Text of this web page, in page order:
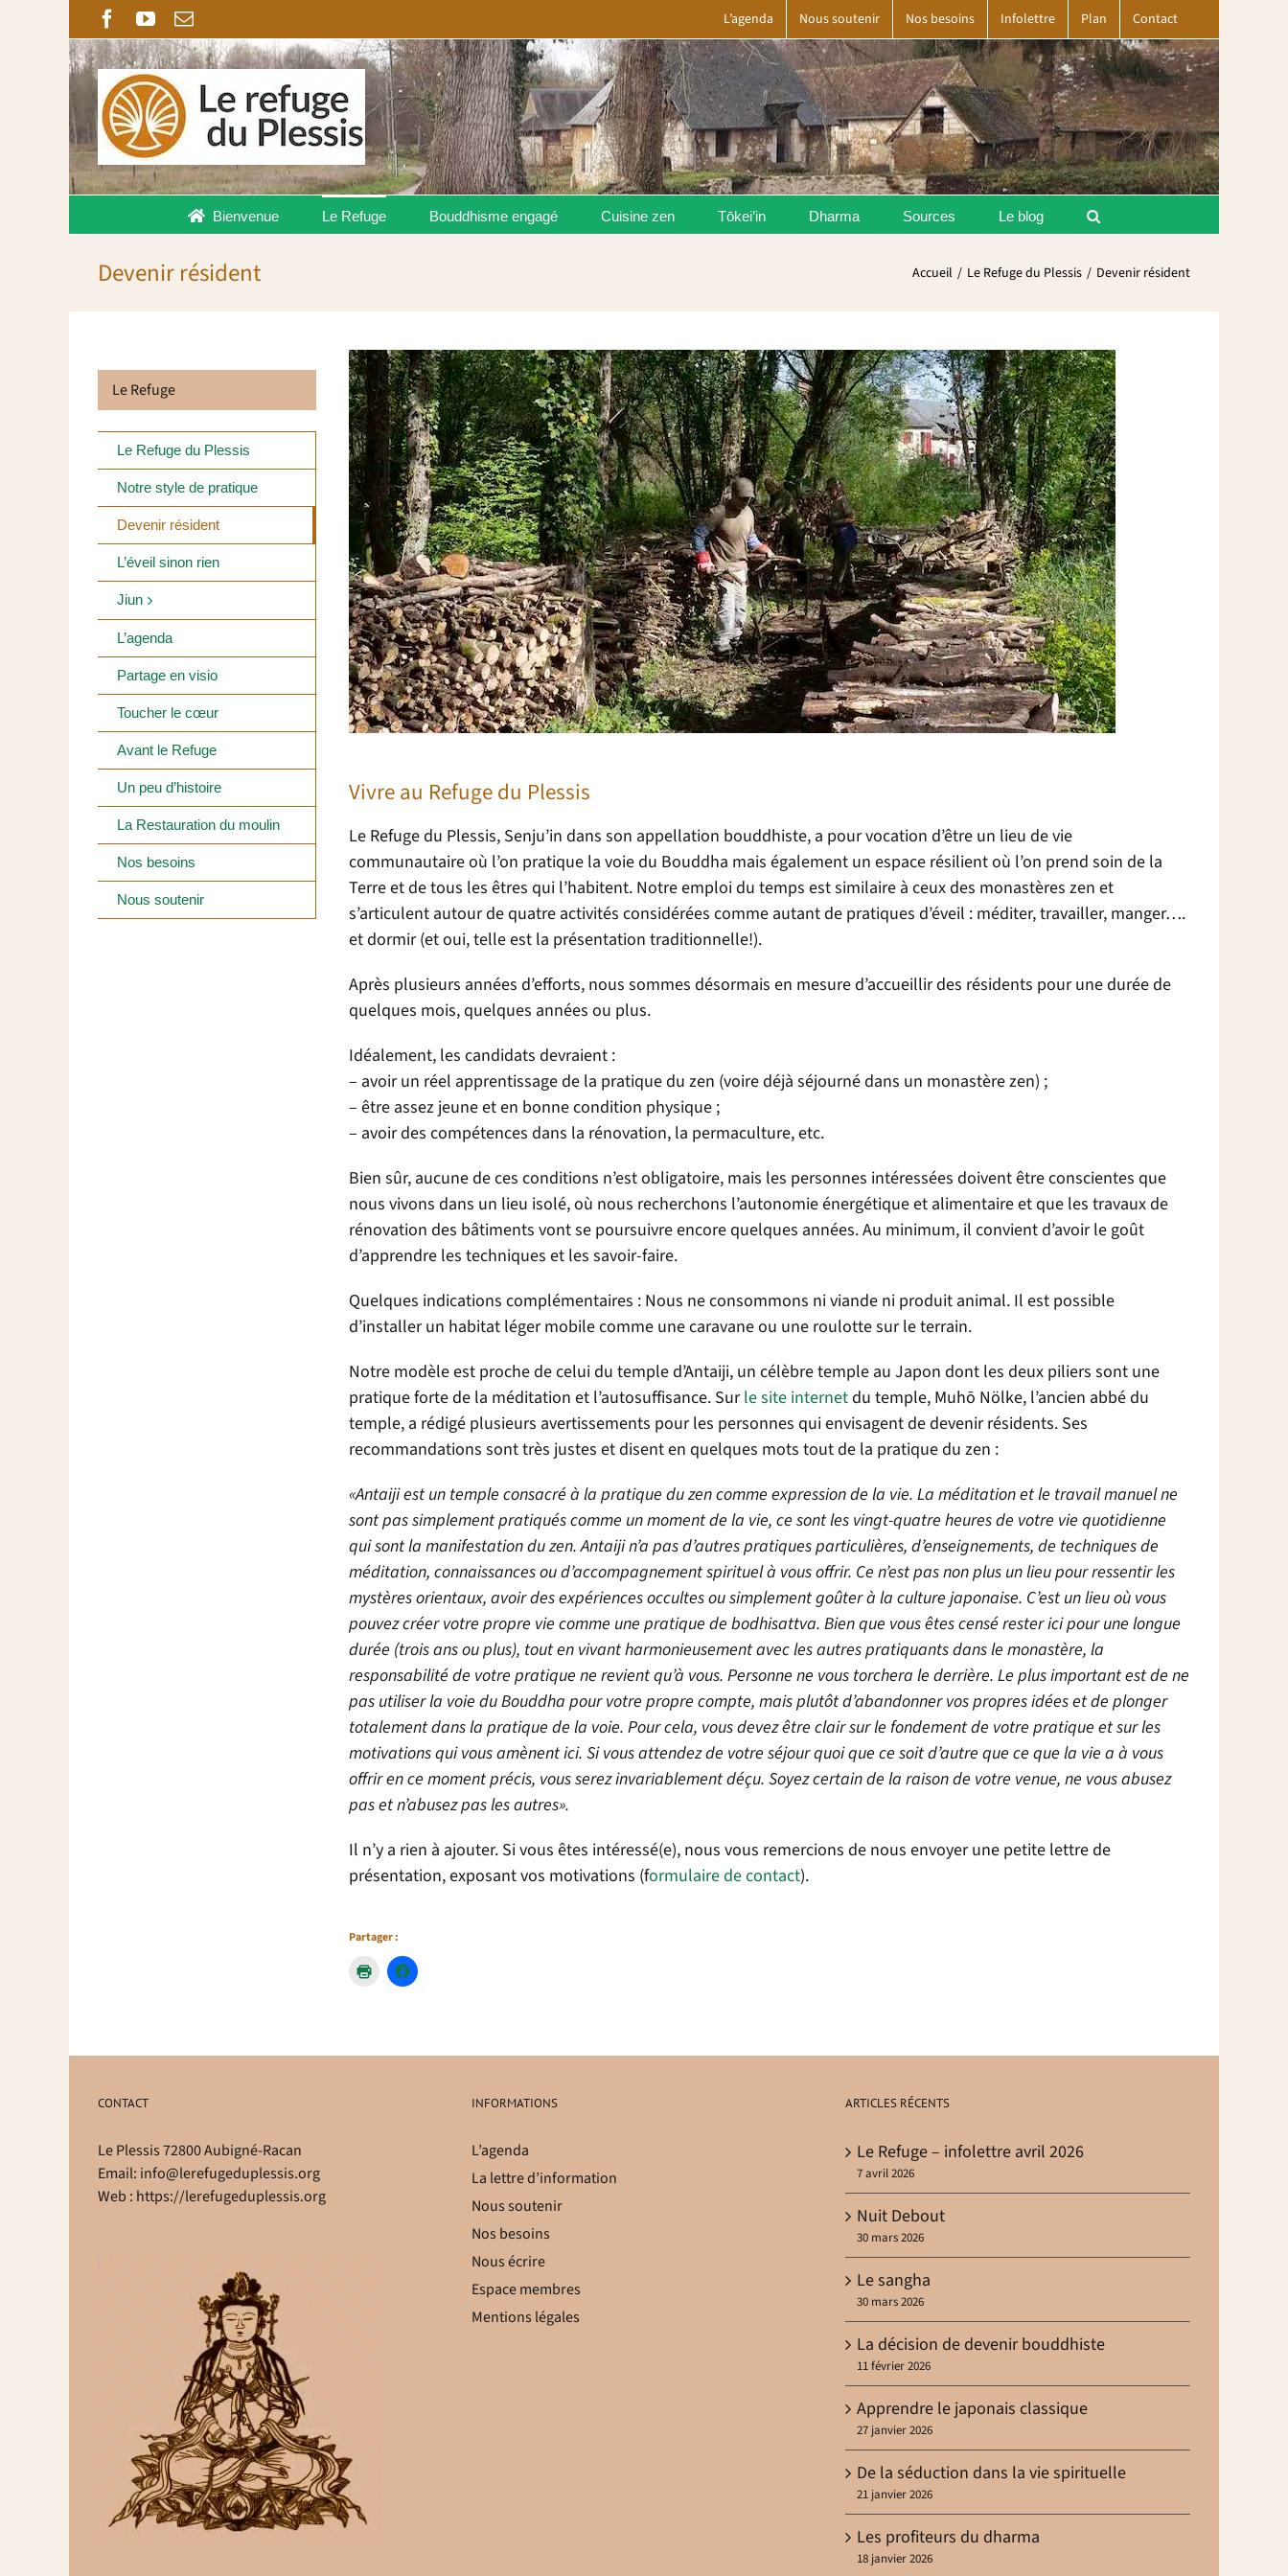
Facebook
YouTube
Email L’agenda Nous soutenir Nos besoins Infolettre Plan Contact
Bienvenue Le Refuge Bouddhisme engagé Cuisine zen Tōkei’in Dharma Sources Le blog
Devenir résident Accueil Le Refuge du Plessis Devenir résident
Vivre au Refuge du Plessis
Le Refuge du Plessis, Senju’in dans son appellation bouddhiste, a pour vocation d’être un lieu de vie
communautaire où l’on pratique la voie du Bouddha mais également un espace résilient où l’on prend soin de la
Terre et de tous les êtres qui l’habitent. Notre emploi du temps est similaire à ceux des monastères zen et
s’articulent autour de quatre activités considérées comme autant de pratiques d’éveil : méditer, travailler, manger….
et dormir (et oui, telle est la présentation traditionnelle!).
Après plusieurs années d’efforts, nous sommes désormais en mesure d’accueillir des résidents pour une durée de
quelques mois, quelques années ou plus.
Idéalement, les candidats devraient :
– avoir un réel apprentissage de la pratique du zen (voire déjà séjourné dans un monastère zen) ;
– être assez jeune et en bonne condition physique ;
– avoir des compétences dans la rénovation, la permaculture, etc.
Bien sûr, aucune de ces conditions n’est obligatoire, mais les personnes intéressées doivent être conscientes que
nous vivons dans un lieu isolé, où nous recherchons l’autonomie énergétique et alimentaire et que les travaux de
rénovation des bâtiments vont se poursuivre encore quelques années. Au minimum, il convient d’avoir le goût
d’apprendre les techniques et les savoir-faire.
Quelques indications complémentaires : Nous ne consommons ni viande ni produit animal. Il est possible
d’installer un habitat léger mobile comme une caravane ou une roulotte sur le terrain.
Notre modèle est proche de celui du temple d’Antaiji, un célèbre temple au Japon dont les deux piliers sont une
pratique forte de la méditation et l’autosuffisance. Surle site internetdu temple, Muhō Nölke, l’ancien abbé du
temple, a rédigé plusieurs avertissements pour les personnes qui envisagent de devenir résidents. Ses
recommandations sont très justes et disent en quelques mots tout de la pratique du zen :
«Antaiji est un temple consacré à la pratique du zen comme expression de la vie. La méditation et le travail manuel ne
sont pas simplement pratiqués comme un moment de la vie, ce sont les vingt-quatre heures de votre vie quotidienne
qui sont la manifestation du zen. Antaiji n’a pas d’autres pratiques particulières, d’enseignements, de techniques de
méditation, connaissances ou d’accompagnement spirituel à vous offrir. Ce n’est pas non plus un lieu pour ressentir les
mystères orientaux, avoir des expériences occultes ou simplement goûter à la culture japonaise. C’est un lieu où vous
pouvez créer votre propre vie comme une pratique de bodhisattva. Bien que vous êtes censé rester ici pour une longue
durée (trois ans ou plus), tout en vivant harmonieusement avec les autres pratiquants dans le monastère, la
responsabilité de votre pratique ne revient qu’à vous. Personne ne vous torchera le derrière. Le plus important est de ne
pas utiliser la voie du Bouddha pour votre propre compte, mais plutôt d’abandonner vos propres idées et de plonger
totalement dans la pratique de la voie. Pour cela, vous devez être clair sur le fondement de votre pratique et sur les
motivations qui vous amènent ici. Si vous attendez de votre séjour quoi que ce soit d’autre que ce que la vie a à vous
offrir en ce moment précis, vous serez invariablement déçu. Soyez certain de la raison de votre venue, ne vous abusez
pas et n’abusez pas les autres».
Il n’y a rien à ajouter. Si vous êtes intéressé(e), nous vous remercions de nous envoyer une petite lettre de
présentation, exposant vos motivations (formulaire de contact).
Partager :
Le Refuge
Le Refuge du Plessis
Notre style de pratique
Devenir résident
L’éveil sinon rien
Jiun
L’agenda
Partage en visio
Toucher le cœur
Avant le Refuge
Un peu d’histoire
La Restauration du moulin
Nos besoins
Nous soutenir
CONTACT
Le Plessis 72800 Aubigné-Racan
Email: info@lerefugeduplessis.org
Web : https://lerefugeduplessis.org
INFORMATIONS
L’agenda
La lettre d’information
Nous soutenir
Nos besoins
Nous écrire
Espace membres
Mentions légales
ARTICLES RÉCENTS
Le Refuge – infolettre avril 2026
7 avril 2026
Nuit Debout
30 mars 2026
Le sangha
30 mars 2026
La décision de devenir bouddhiste
11 février 2026
Apprendre le japonais classique
27 janvier 2026
De la séduction dans la vie spirituelle
21 janvier 2026
Les profiteurs du dharma
18 janvier 2026